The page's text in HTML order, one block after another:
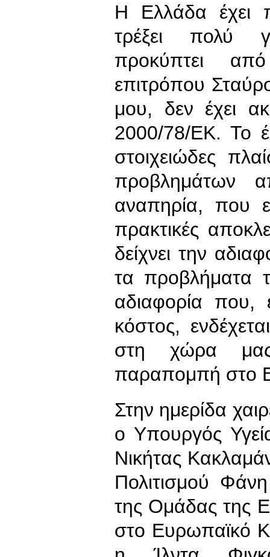
Η Ελλάδα έχει
τρέξει πολύ
προκύπτει
επιτρόπου
μου, δεν έχει
2000/78/ΕΚ. Το
στοιχειώδες
προβλημάτων
αναπηρία, που
πρακτικές
δείχνει την
τα προβλήματα
αδιαφορία που,
κόστος,
στη χώρα
παραπομπή στο
Στην ημερίδα
ο Υπουργός
Νικήτας
Πολιτισμού
της Ομάδας της
στο Ευρωπαϊκό